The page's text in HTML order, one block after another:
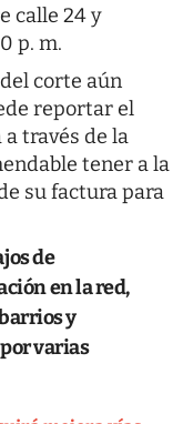
calle 24 y
p. m.
corte aún
reportar el
través de la
tener a la
su factura para
de
en la red,
y
varias